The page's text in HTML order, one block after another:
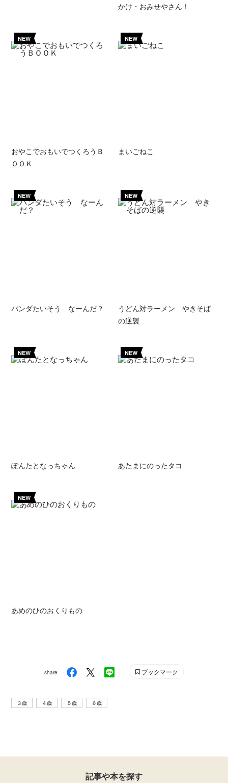
かけ・おみせやさん！
NEW
おやこでおもいでつくろうＢ
ＯＯＫ
NEW
まいごねこ
NEW
パンダたいそう なーんだ？
NEW
うどん対ラーメン やきそば
の逆襲
NEW
ぽんたとなっちゃん
NEW
あたまにのったタコ
NEW
あめのひのおくりもの
share ブックマーク
３歳 ４歳 ５歳 ６歳
記事や本を探す